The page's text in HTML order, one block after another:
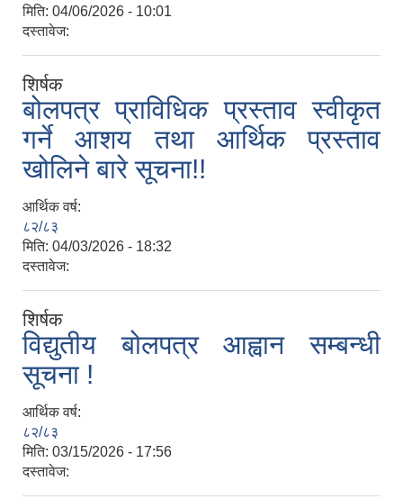
मिति: 04/06/2026 - 10:01
दस्तावेज:
शिर्षक
बोलपत्र प्राविधिक प्रस्ताव स्वीकृत
गर्ने आशय तथा आर्थिक प्रस्ताव
खोलिने बारे सूचना!!
आर्थिक वर्ष:
८२/८३
मिति: 04/03/2026 - 18:32
दस्तावेज:
शिर्षक
विद्युतीय बोलपत्र आह्वान सम्बन्धी
सूचना !
आर्थिक वर्ष:
८२/८३
मिति: 03/15/2026 - 17:56
दस्तावेज: